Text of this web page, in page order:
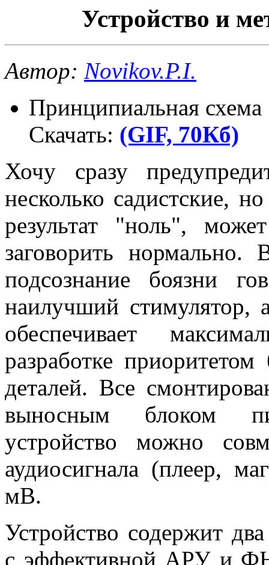
Устройство и
Автор: Novikov.P.I.
Принципиальная схема
Скачать: (GIF, 70Кб)
Хочу сразу
несколько садистские,
результат "ноль",
заговорить
подсознание боязни
наилучший стимулятор,
обеспечивает
разработке
деталей. Все
выносным блоком
устройство можно
аудиосигнала (плеер,
мВ.
Устройство содержит
с эффективной АРУ и